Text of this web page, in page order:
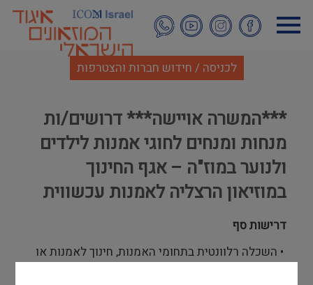
לתוכן
העיקרי
לכניסה / חידוש חברות והצטרפות
***המשרה אויישה*** דרושים/ות
מנחות ומנחים לחוגי אמנות לילדים
ולנוער במוז"ה – אגף החינוך
במוזיאון הרצליה לאמנות עכשווית
דרישות סף
• השכלה רלוונטית בתחומי האמנות, חינוך לאמנות או
הדרכת אמנות